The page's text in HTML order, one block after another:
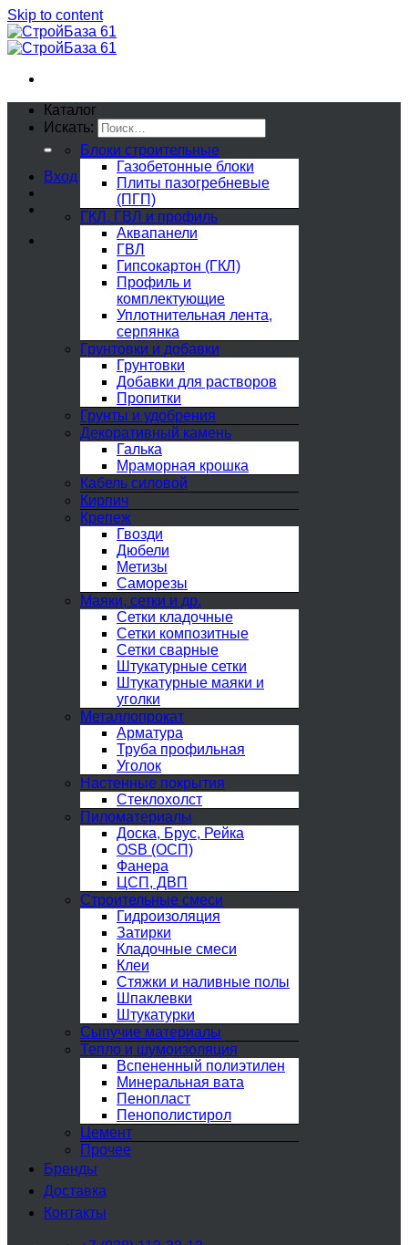
Skip to content
Искать:
Вход
Каталог
Блоки строительные
Газобетонные блоки
Плиты пазогребневые
(ПГП)
ГКЛ, ГВЛ и профиль
Аквапанели
ГВЛ
Гипсокартон (ГКЛ)
Профиль и
комплектующие
Уплотнительная лента,
серпянка
Грунтовки и добавки
Грунтовки
Добавки для растворов
Пропитки
Грунты и удобрения
Декоративный камень
Галька
Мраморная крошка
Кабель силовой
Кирпич
Крепеж
Гвозди
Дюбели
Метизы
Саморезы
Маяки, сетки и др.
Сетки кладочные
Сетки композитные
Сетки сварные
Штукатурные сетки
Штукатурные маяки и
уголки
Металлопрокат
Арматура
Труба профильная
Уголок
Настенные покрытия
Стеклохолст
Пиломатериалы
Доска, Брус, Рейка
OSB (ОСП)
Фанера
ЦСП, ДВП
Строительные смеси
Гидроизоляция
Затирки
Кладочные смеси
Клеи
Стяжки и наливные полы
Шпаклевки
Штукатурки
Сыпучие материалы
Тепло и шумоизоляция
Вспененный полиэтилен
Минеральная вата
Пенопласт
Пенополистирол
Цемент
Прочее
Бренды
Доставка
Контакты